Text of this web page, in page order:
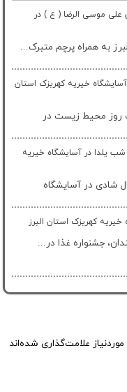
موسی الرضا ( ع ) در
به همراه پرچم متبرک...
خیریه کهریزک استان
روز محیط زیست در
یلدا در آسایشگاه خیریه
شادی در آسایشگاه
خیریه کهریزک استان البرز
جشنواره غذا در...
علامت‌گذاری شده‌اند